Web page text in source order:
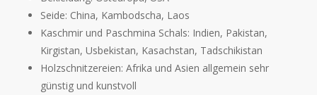
Seide: China, Kambodscha, Laos
Kaschmir und Paschmina Schals: Indien, Pakistan,
Kirgistan, Usbekistan, Kasachstan, Tadschikistan
Holzschnitzereien: Afrika und Asien allgemein sehr
günstig und kunstvoll